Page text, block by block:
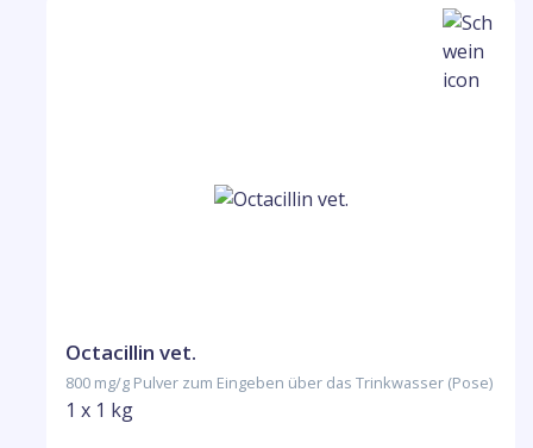
Octacillin vet.
800 mg/g Pulver zum Eingeben über das Trinkwasser (Pose)
1 x 1 kg